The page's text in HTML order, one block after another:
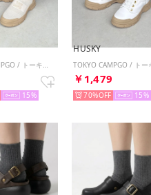
15
HUSKY
￥1,479
70% 15